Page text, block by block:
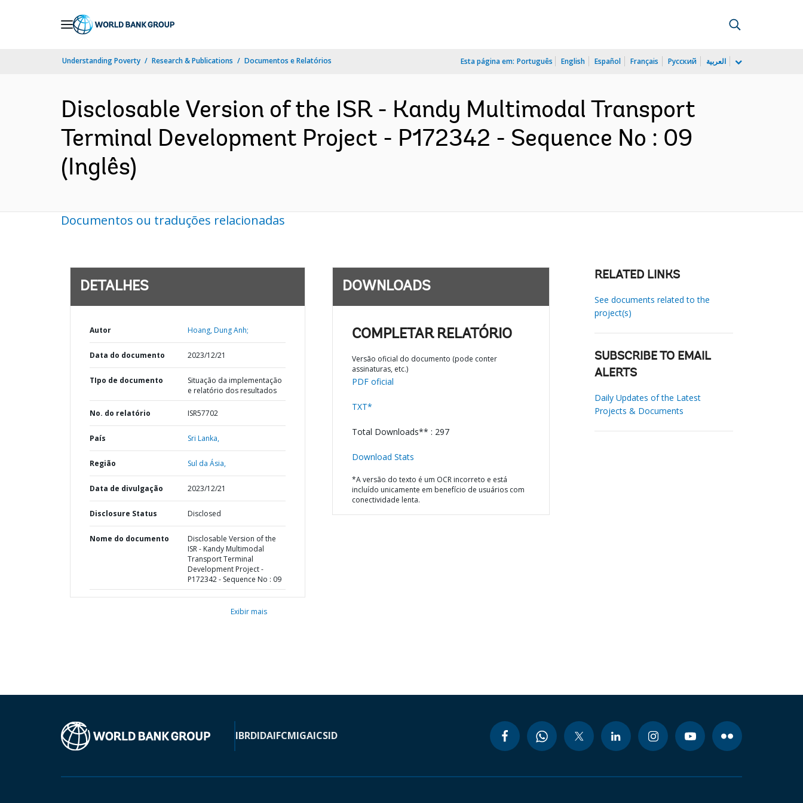
Understanding Poverty Research & Publications Documentos e Relatórios Esta página em: Português English Español Français Русский العربية
Disclosable Version of the ISR - Kandy Multimodal Transport
Terminal Development Project - P172342 - Sequence No : 09
(Inglês)
Documentos ou traduções relacionadas
DETALHES
Autor Hoang, Dung Anh;
Data do documento 2023/12/21
TIpo de documento
Situação da implementação
e relatório dos resultados
No. do relatório ISR57702
País Sri Lanka,
Região Sul da Ásia,
Data de divulgação 2023/12/21
Disclosure Status Disclosed
Nome do documento
Disclosable Version of the
ISR - Kandy Multimodal
Transport Terminal
Development Project -
P172342 - Sequence No : 09
Exibir mais
DOWNLOADS
COMPLETAR RELATÓRIO
Versão oficial do documento (pode conter
assinaturas, etc.)
PDF oficial
TXT*
Total Downloads** : 297
Download Stats
*A versão do texto é um OCR incorreto e está
incluído unicamente em benefício de usuários com
conectividade lenta.
RELATED LINKS
See documents related to the
project(s)
SUBSCRIBE TO EMAIL
ALERTS
Daily Updates of the Latest
Projects & Documents
IBRDIDAIFCMIGAICSID